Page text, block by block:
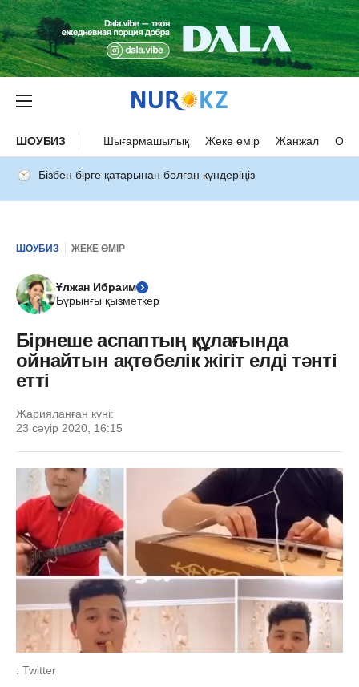
ШОУБИЗ Шығармашылық Жеке өмір Жанжал
Бізбен бірге қатарынан болған күндеріңіз
ШОУБИЗ ЖЕКЕ ӨМІР
Ұлжан Ибраим
Бұрынғы қызметкер
Бірнеше аспаптың құлағында
ойнайтын ақтөбелік жігіт елді тәнті
етті
Жарияланған күні:
23 сәуір 2020, 16:15
: Twitter